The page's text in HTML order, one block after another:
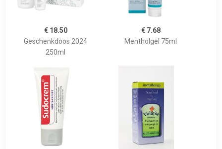
€ 18.50
Geschenkdoos 2024
250ml
€ 7.68
Mentholgel 75ml